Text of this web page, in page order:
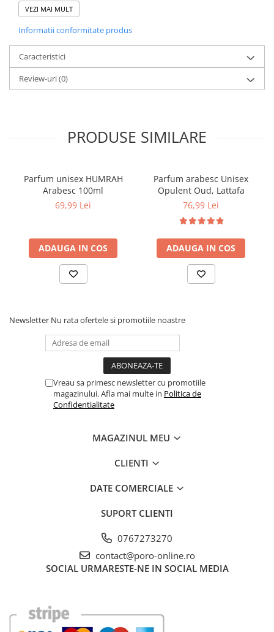
Aroma intensa si rafinata, cu accente calde si elegante
Acorduri florale placute, potrivite pentru o prezenta eleganta
Comanda acum si descopera un parfum de calitate, potrivit
pentru orice ocazie.
Despre produs:
Parfum pentru: Barbati
Cantitate: 100 ml
VEZI MAI MULT
Informatii conformitate produs
Caracteristici
Review-uri(0)
PRODUSE SIMILARE
Parfum unisex HUMRAH
Arabesc 100ml
69,99 Lei
ADAUGA IN COS
Parfum arabesc Unisex
Opulent Oud, Lattafa
76,99 Lei
ADAUGA IN COS
Newsletter Nu rata ofertele si promotiile noastre
Vreau sa primesc newsletter cu promotiile
magazinului. Afla mai multe in Politica de
Confidentialitate
MAGAZINUL MEU
CLIENTI
DATE COMERCIALE
SUPORT CLIENTI
0767273270
contact@poro-online.ro
SOCIAL URMARESTE-NE IN SOCIAL MEDIA